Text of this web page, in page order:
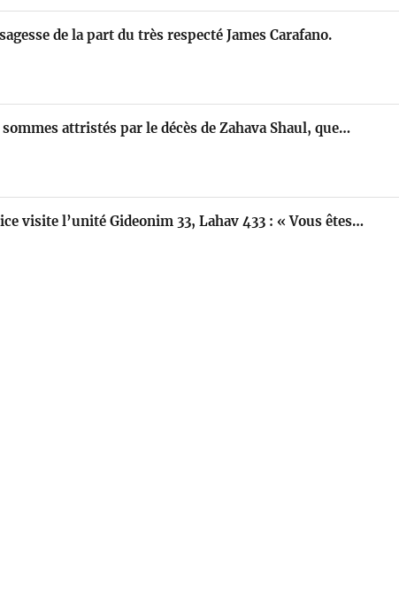
de la part du très respecté James Carafano.
attristés par le décès de Zahava Shaul, que…
visite l’unité Gideonim 33, Lahav 433 : « Vous êtes…